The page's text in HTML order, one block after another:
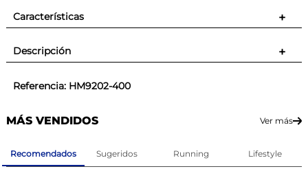
Características +
Descripción +
Referencia: HM9202-400
MÁS VENDIDOS Ver más
Recomendados Sugeridos Running Lifestyle